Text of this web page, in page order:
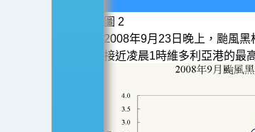
圖 2
2008年9月23日晚上，颱風
接近凌晨1時維多利亞港的最